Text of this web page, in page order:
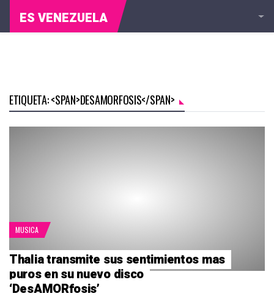
ES VENEZUELA
ETIQUETA: <SPAN>DESAMORFOSIS</SPAN>
MUSICA
Thalia transmite sus sentimientos mas
puros en su nuevo disco
‘DesAMORfosis’